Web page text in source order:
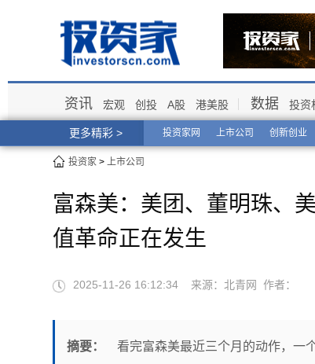
更多精彩 > 投资家网 上市公司 创新创业
资讯 宏观 创投 A股 港美股 数据 投资
投资家 > 上市公司
富森美：美团、董明珠、
值革命正在发生
2025-11-26 16:12:34 来源：北青网 作者：
摘要： 看完富森美最近三个月的动作，一